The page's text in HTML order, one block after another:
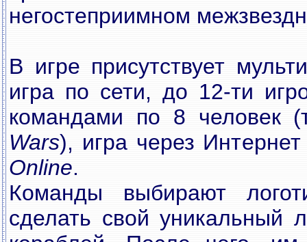
негостеприимном
В игре присутствует
игра по сети, до 12-ти
командами по 8 человек
Wars), игра через
Online.
Команды выбирают
сделать свой уникальный